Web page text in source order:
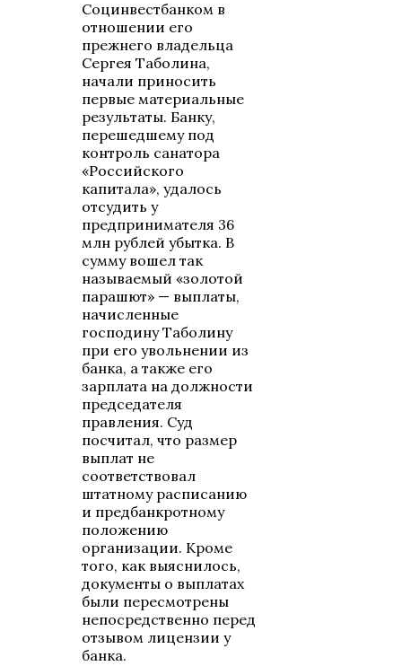
Социнвестбанком в
отношении его
прежнего владельца
Сергея Таболина,
начали приносить
первые материальные
результаты. Банку,
перешедшему под
контроль санатора
«Российского
капитала», удалось
отсудить у
предпринимателя 36
млн рублей убытка. В
сумму вошел так
называемый «золотой
парашют» — выплаты,
начисленные
господину Таболину
при его увольнении из
банка, а также его
зарплата на должности
председателя
правления. Суд
посчитал, что размер
выплат не
соответствовал
штатному расписанию
и предбанкротному
положению
организации. Кроме
того, как выяснилось,
документы о выплатах
были пересмотрены
непосредственно перед
отзывом лицензии у
банка.